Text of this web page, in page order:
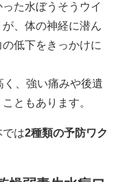
た水ぼうそうウイ
、体の神経に潜ん
低下をきっかけに
、強い痛みや後遺
ともあります。
では2種類の予防ワク